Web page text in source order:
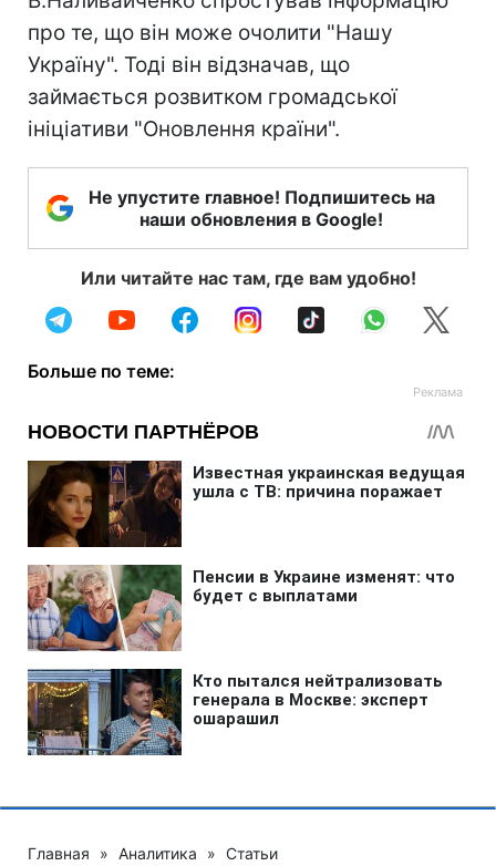
про те, що він може очолити "Нашу
Україну". Тоді він відзначав, що
займається розвитком громадської
ініціативи "Оновлення країни".
Не упустите главное! Подпишитесь на
наши обновления в Google!
Или читайте нас там, где вам удобно!
Больше по теме:
Главная » Аналитика » Статьи